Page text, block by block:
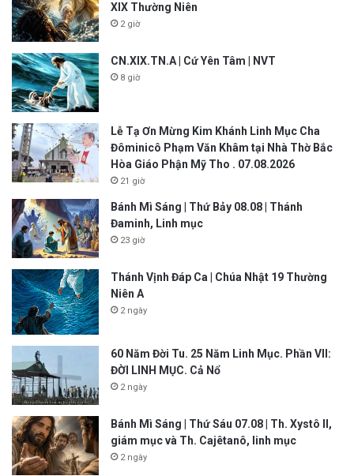
XIX Thường Niên
2 giờ
CN.XIX.TN.A | Cứ Yên Tâm | NVT
8 giờ
Lễ Tạ Ơn Mừng Kim Khánh Linh Mục Cha
Đôminicô Phạm Văn Khâm tại Nhà Thờ Bắc
Hòa Giáo Phận Mỹ Tho . 07.08.2026
21 giờ
Bánh Mì Sáng | Thứ Bảy 08.08 | Thánh
Đaminh, Linh mục
23 giờ
Thánh Vịnh Đáp Ca | Chúa Nhật 19 Thường
Niên A
2 ngày
60 Năm Đời Tu. 25 Năm Linh Mục. Phần VII:
ĐỜI LINH MỤC. Cả Nổ
2 ngày
Bánh Mì Sáng | Thứ Sáu 07.08 | Th. Xystô II,
giám mục và Th. Cajêtanô, linh mục
2 ngày